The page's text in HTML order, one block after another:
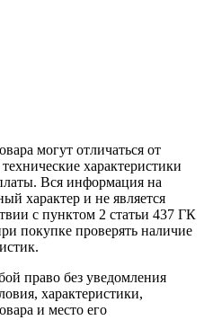
могут отличаться от
характеристики
Вся информация на
характер и не является
с пунктом 2 статьи 437 ГК
покупке проверять наличие
право без уведомления
характеристики,
и место его